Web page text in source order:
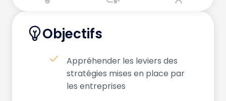
Objectifs
Appréhender les leviers des
stratégies mises en place par
les entreprises